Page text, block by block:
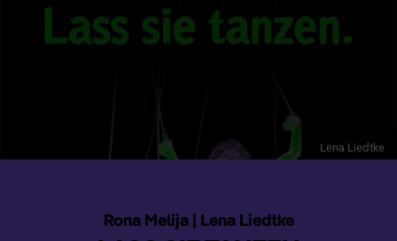
Lena Liedtke
Rona Melija | Lena Liedtke